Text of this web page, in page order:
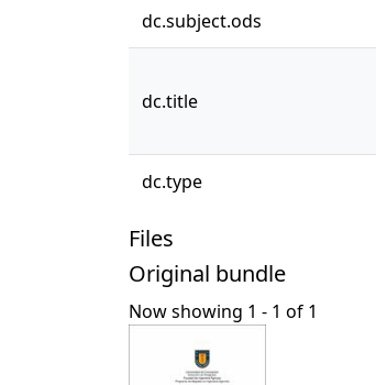
dc.subject.ods
dc.title
dc.type
Files
Original bundle
Now showing 1 - 1 of 1